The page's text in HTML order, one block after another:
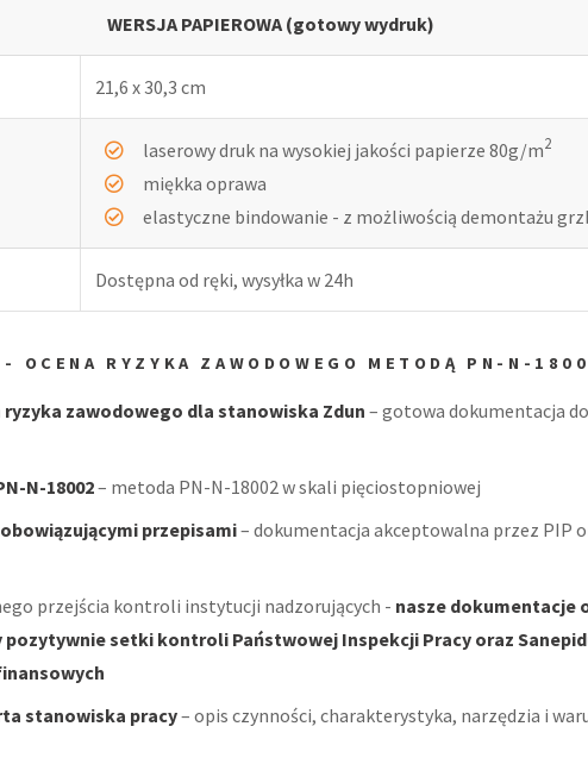
WERSJA PAPIEROWA (gotowy wydruk)
21,6 x 30,3 cm
laserowy druk na wysokiej jakości papierze 80g/m2
miękka oprawa
elastyczne bindowanie - z możliwością demontażu
Dostępna od ręki, wysyłka w 24h
- OCENA RYZYKA ZAWODOWEGO METODĄ PN-N-
zawodowego dla stanowiska Zdun– gotowa dokumentacja
N-18002– metoda PN-N-18002 w skali pięciostopniowej
obowiązującymi przepisami– dokumentacja akceptowalna przez PIP
przejścia kontroli instytucji nadzorujących - nasze dokumentacje
pozytywnie setki kontroli Państwowej Inspekcji Pracy oraz
stanowiska pracy– opis czynności, charakterystyka, narzędzia i